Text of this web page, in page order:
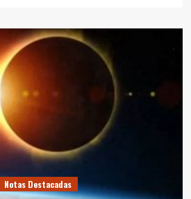
Notas Destacadas